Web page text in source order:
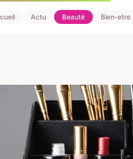
Actu Beauté Bien-etre